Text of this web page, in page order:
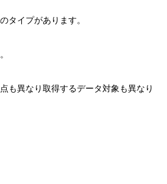
タイプがあります。
も異なり取得するデータ対象も異なり